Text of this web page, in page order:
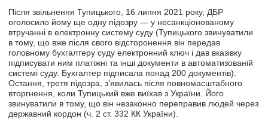
Після звільнення Тупицького, 16 липня 2021 року, ДБР
оголосило йому ще одну підозру — у несанкціонованому
втручанні в електронну систему суду (Тупицького звинуватили
в тому, що вже після свого відсторонення він передав
головному бухгалтеру суду електронний ключ і дав вказівку
підписувати ним платіжні та інші документи в автоматизованій
системі суду. Бухгалтер підписала понад 200 документів).
Остання, третя підозра, зʼявилась після повномасштабного
вторгнення, коли Тупицький вже виїхав з України. Його
звинуватили в тому, що він незаконно переправив людей через
державний кордон (ч. 2 ст. 332 КК України).